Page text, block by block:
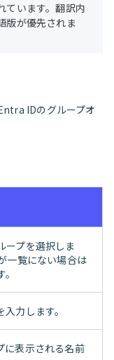
ています。翻訳内
版が優先されま
IDのグループオ
ープを選択しま
一覧にない場合は
力します。
に表示される名前